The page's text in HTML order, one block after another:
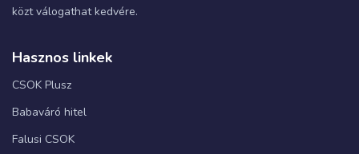
közt válogathat kedvére.
Hasznos linkek
CSOK Plusz
Babaváró hitel
Falusi CSOK